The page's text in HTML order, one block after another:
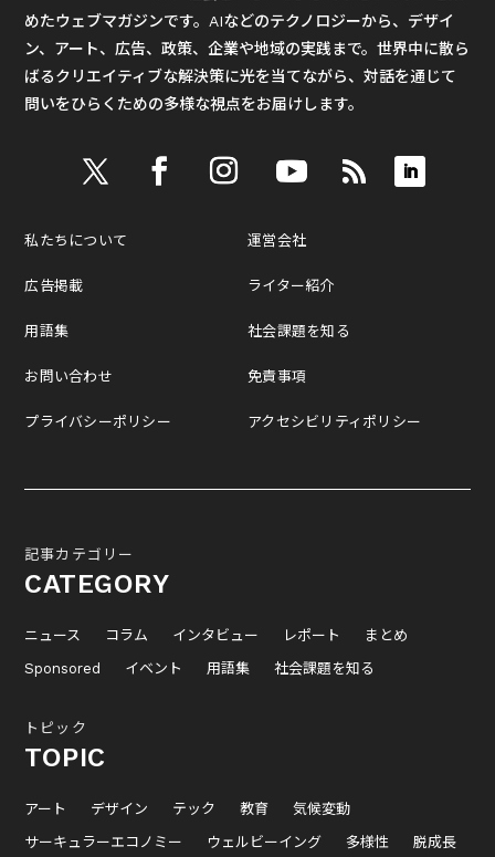
めたウェブマガジンです。AIなどのテクノロジーから、デザイ
ン、アート、広告、政策、企業や地域の実践まで。世界中に散ら
ばるクリエイティブな解決策に光を当てながら、対話を通じて
問いをひらくための多様な視点をお届けします。
私たちについて
広告掲載
用語集
お問い合わせ
プライバシーポリシー
運営会社
ライター紹介
社会課題を知る
免責事項
アクセシビリティポリシー
記事カテゴリー
CATEGORY
ニュース コラム インタビュー レポート
まとめ
Sponsored
イベント 用語集 社会課題を知る
トピック
TOPIC
アート デザイン テック 教育
気候変動
サーキュラーエコノミー
ウェルビーイング 多様性 脱成長